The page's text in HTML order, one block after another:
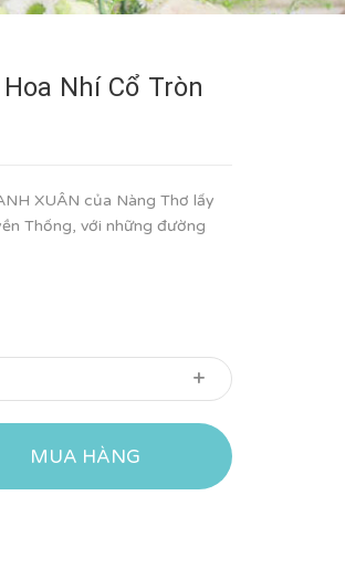
Nhí Cổ Tròn
XUÂN của Nàng Thơ lấy
Thống, với những đường
+
MUA HÀNG